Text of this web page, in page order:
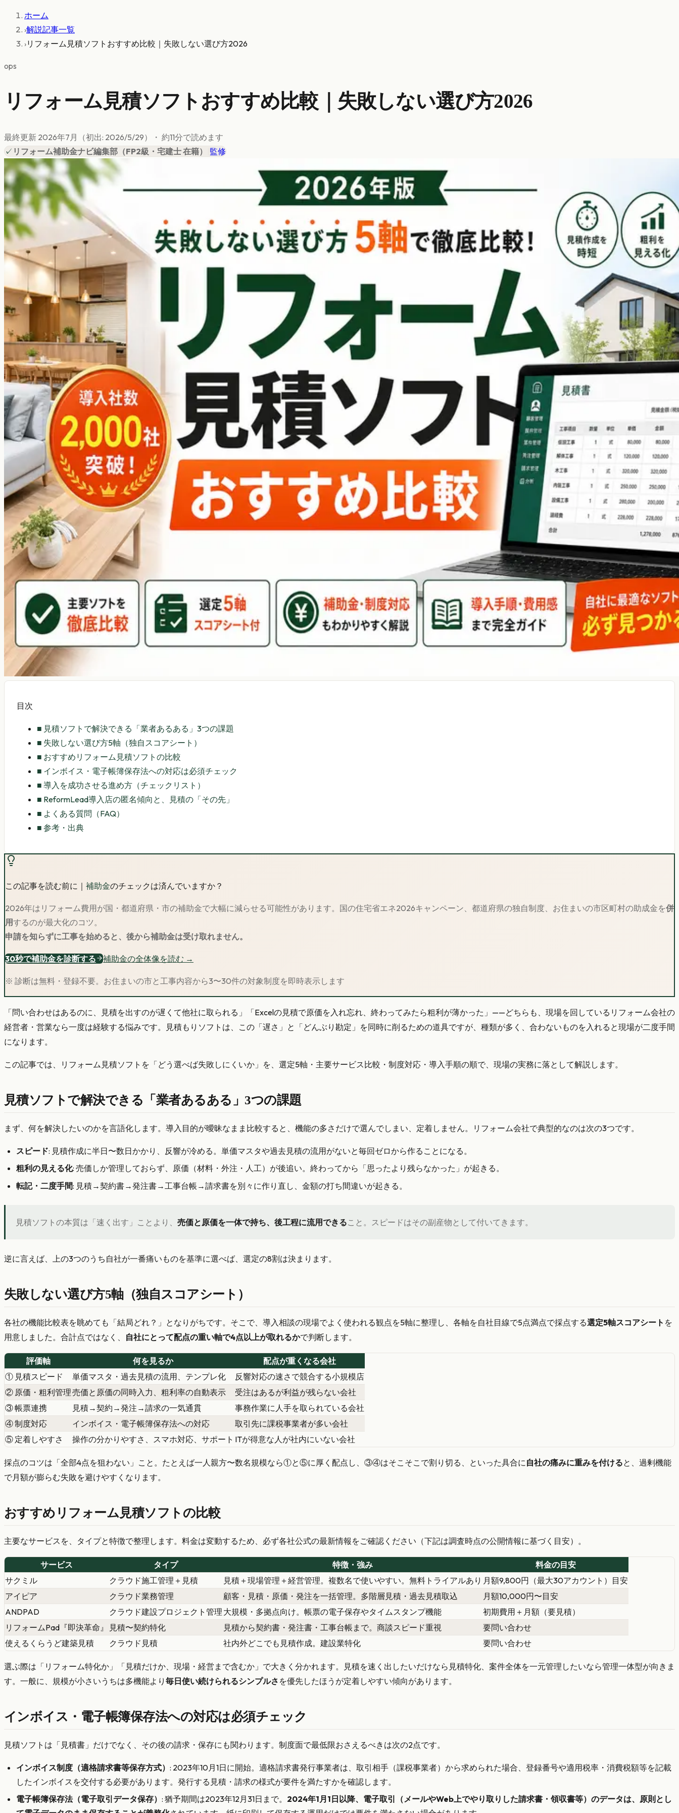
ホーム
›解説記事一覧
›リフォーム見積ソフトおすすめ比較｜失敗しない選び方2026
ops
リフォーム見積ソフトおすすめ比較｜失敗しない選び方2026
最終更新 2026年7月 （初出: 2026/5/29） ・ 約11分で読めます
✓ リフォーム補助金ナビ編集部 （FP2級・宅建士 在籍） 監修
目次
■ 見積ソフトで解決できる「業者あるある」3つの課題
■ 失敗しない選び方5軸（独自スコアシート）
■ おすすめリフォーム見積ソフトの比較
■ インボイス・電子帳簿保存法への対応は必須チェック
■ 導入を成功させる進め方（チェックリスト）
■ ReformLead導入店の匿名傾向と、見積の「その先」
■ よくある質問（FAQ）
■ 参考・出典
この記事を読む前に｜ 補助金のチェックは済んでいますか？
2026年はリフォーム費用が国・都道府県・市の補助金で大幅に減らせる可能性があります。 国の住宅省エネ2026キャンペーン、都道府県の独自制度、お住まいの市区町村の助成金を併
用するのが最大化のコツ。
申請を知らずに工事を始めると、後から補助金は受け取れません。
30秒で補助金を診断する 補助金の全体像を読む →
※ 診断は無料・登録不要。お住まいの市と工事内容から3〜30件の対象制度を即時表示します
「問い合わせはあるのに、見積を出すのが遅くて他社に取られる」「Excelの見積で原価を入れ忘れ、終わってみたら粗利が薄かった」——どちらも、現場を回しているリフォーム会社の
経営者・営業なら一度は経験する悩みです。見積もりソフトは、この「遅さ」と「どんぶり勘定」を同時に削るための道具ですが、種類が多く、合わないものを入れると現場が二度手間
になります。
この記事では、リフォーム見積ソフトを「どう選べば失敗しにくいか」を、選定5軸・主要サービス比較・制度対応・導入手順の順で、現場の実務に落として解説します。
見積ソフトで解決できる「業者あるある」3つの課題
まず、何を解決したいのかを言語化します。導入目的が曖昧なまま比較すると、機能の多さだけで選んでしまい、定着しません。リフォーム会社で典型的なのは次の3つです。
スピード: 見積作成に半日〜数日かかり、反響が冷める。単価マスタや過去見積の流用がないと毎回ゼロから作ることになる。
粗利の見える化: 売価しか管理しておらず、原価（材料・外注・人工）が後追い。終わってから「思ったより残らなかった」が起きる。
転記・二度手間: 見積→契約書→発注書→工事台帳→請求書を別々に作り直し、金額の打ち間違いが起きる。
見積ソフトの本質は「速く出す」ことより、 売価と原価を一体で持ち、後工程に流用できること。スピードはその副産物として付いてきます。
逆に言えば、上の3つのうち自社が一番痛いものを基準に選べば、選定の8割は決まります。
失敗しない選び方5軸（独自スコアシート）
各社の機能比較表を眺めても「結局どれ？」となりがちです。そこで、導入相談の現場でよく使われる観点を5軸に整理し、各軸を自社目線で5点満点で採点する選定5軸スコアシート を
用意しました。合計点ではなく、 自社にとって配点の重い軸で4点以上が取れるかで判断します。
評価軸 何を見るか
配点が重くなる会社
① 見積スピード
単価マスタ・過去見積の流用、テンプレ化
反響対応の速さで競合する小規模店
② 原価・粗利管理売価と原価の同時入力、粗利率の自動表示
受注はあるが利益が残らない会社
③ 帳票連携
見積→契約→発注→請求の一気通貫
事務作業に人手を取られている会社
④ 制度対応
インボイス・電子帳簿保存法への対応
取引先に課税事業者が多い会社
⑤ 定着しやすさ
操作の分かりやすさ、スマホ対応、サポート ITが得意な人が社内にいない会社
採点のコツは「全部4点を狙わない」こと。たとえば一人親方〜数名規模なら①と⑤に厚く配点し、③④はそこそこで割り切る、といった具合に 自社の痛みに重みを付けると、過剰機能
で月額が膨らむ失敗を避けやすくなります。
おすすめリフォーム見積ソフトの比較
主要なサービスを、タイプと特徴で整理します。料金は変動するため、必ず各社公式の最新情報をご確認ください（下記は調査時点の公開情報に基づく目安）。
サービス タイプ 特徴・強み
料金の目安
サクミル
クラウド施工管理＋見積 見積＋現場管理＋経営管理。複数名で使いやすい。無料トライアルあり 月額9,800円（最大30アカウント）目安
アイピア
クラウド業務管理 顧客・見積・原価・発注を一括管理。多階層見積・過去見積取込
月額10,000円〜目安
ANDPAD
クラウド建設プロジェクト管理 大規模・多拠点向け。帳票の電子保存やタイムスタンプ機能
初期費用＋月額（要見積）
リフォームPad『即決革命』
見積〜契約特化 見積から契約書・発注書・工事台帳まで。商談スピード重視
要問い合わせ
使えるくらうど建築見積
クラウド見積 社内外どこでも見積作成。建設業特化 要問い合わせ
選ぶ際は「リフォーム特化か」「見積だけか、現場・経営まで含むか」で大きく分かれます。見積を速く出したいだけなら見積特化、案件全体を一元管理したいなら管理一体型が向きま
す。一般に、規模が小さいうちは多機能より 毎日使い続けられるシンプルさ を優先したほうが定着しやすい傾向があります。
インボイス・電子帳簿保存法への対応は必須チェック
見積ソフトは「見積書」だけでなく、その後の請求・保存にも関わります。制度面で最低限おさえるべきは次の2点です。
インボイス制度（適格請求書等保存方式） : 2023年10月1日に開始。適格請求書発行事業者は、取引相手（課税事業者）から求められた場合、登録番号や適用税率・消費税額等を記載
したインボイスを交付する必要があります。発行する見積・請求の様式が要件を満たすかを確認します。
電子帳簿保存法（電子取引データ保存） : 猶予期間は2023年12月31日まで。 2024年1月1日以降、電子取引（メールやWeb上でやり取りした請求書・領収書等）のデータは、原則とし